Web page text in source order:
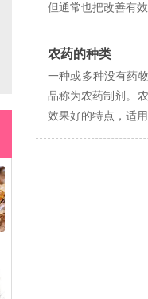
但通常也把改善有效
农药的种类
一种或多种没有药
品称为农药制剂。
效果好的特点，适用